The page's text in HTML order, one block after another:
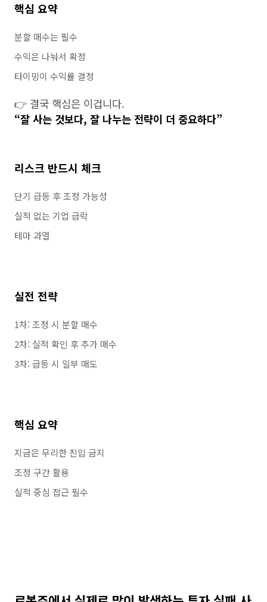
핵심 요약
분할 매수는 필수
수익은 나눠서 확정
타이밍이 수익률 결정
👉 결국 핵심은 이겁니다.
“잘 사는 것보다, 잘 나누는 전략이 더 중요하다”
리스크 반드시 체크
단기 급등 후 조정 가능성
실적 없는 기업 급락
테마 과열
실전 전략
1차: 조정 시 분할 매수
2차: 실적 확인 후 추가 매수
3차: 급등 시 일부 매도
핵심 요약
지금은 무리한 진입 금지
조정 구간 활용
실적 중심 접근 필수